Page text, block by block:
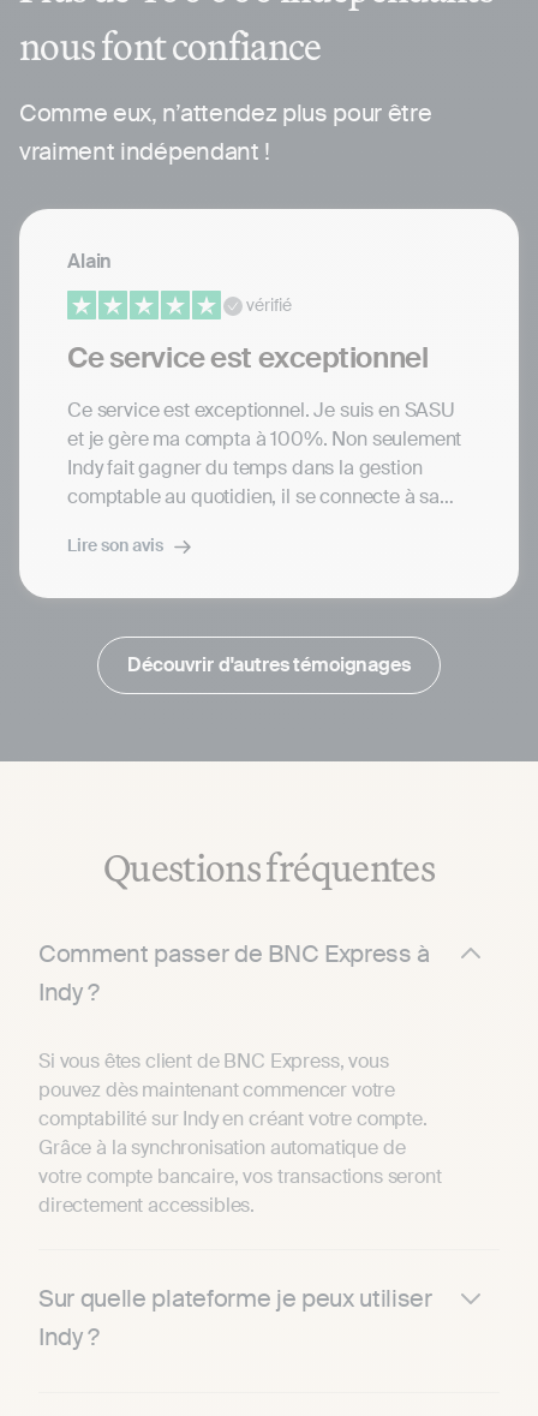
nous font confiance
Comme eux, n’attendez plus pour être
vraiment indépendant !
Alain
vérifié
Ce service est exceptionnel
Ce service est exceptionnel. Je suis en SASU
et je gère ma compta à 100%. Non seulement
Indy fait gagner du temps dans la gestion
comptable au quotidien, il se connecte à sa
Indy facilite le contrôle des documents
Lire son avis
Découvrir d'autres témoignages
Questions fréquentes
Comment passer de BNC Express à
Indy ?
Si vous êtes client de BNC Express, vous
pouvez dès maintenant commencer votre
comptabilité sur Indy en créant votre compte.
Grâce à la synchronisation automatique de
votre compte bancaire, vos transactions seront
directement accessibles.
Sur quelle plateforme je peux utiliser
Indy ?